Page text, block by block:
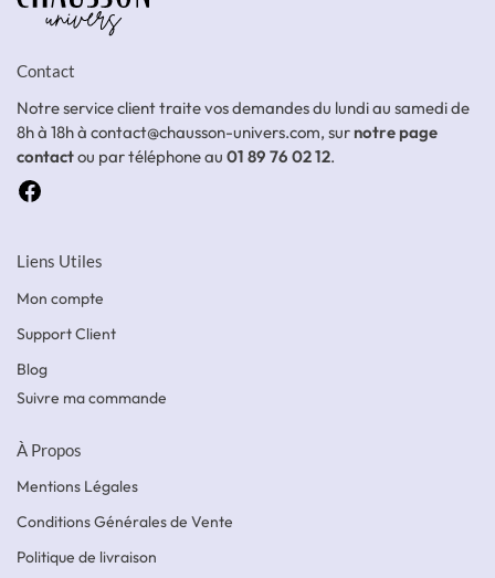
Contact
Notre service client traite vos demandes du lundi au samedi de
8h à 18h à contact@chausson-univers.com, surnotre page
contactou par téléphone au 01 89 76 02 12.
Liens Utiles
Mon compte
Support Client
Blog
Suivre ma commande
À Propos
Mentions Légales
Conditions Générales de Vente
Politique de livraison